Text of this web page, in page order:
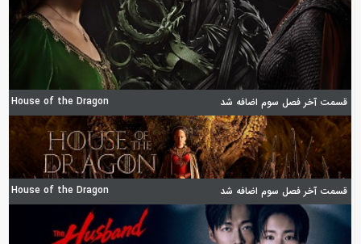
قسمت آخر فصل سوم اضافه شد House of the Dragon
قسمت آخر فصل سوم اضافه شد House of the Dragon